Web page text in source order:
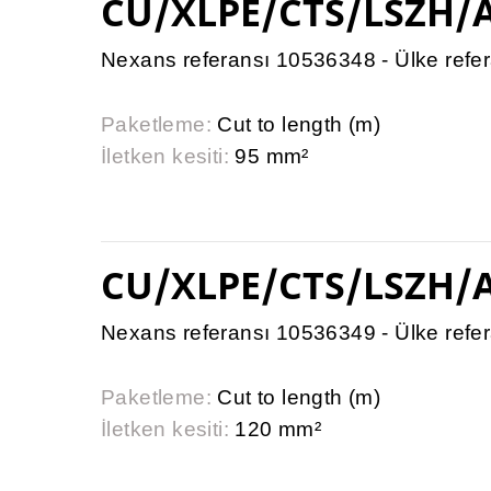
CU/XLPE/CTS/
Nexans referansı 10536348 - Ülke
Paketleme: Cut to length (m)
İletken kesiti: 95 mm²
CU/XLPE/CTS/
Nexans referansı 10536349 - Ülke
Paketleme: Cut to length (m)
İletken kesiti: 120 mm²